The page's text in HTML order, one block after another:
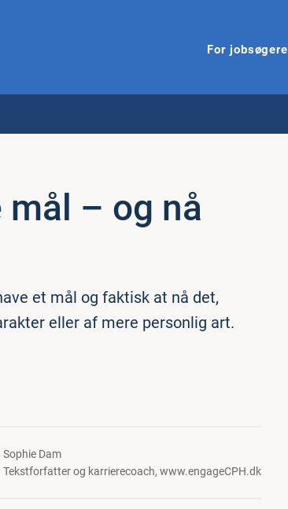
For jobsøgere
– og nå
et mål og faktisk at nå det,
eller af mere personlig art.
Sophie Dam
Tekstforfatter og karrierecoach,www.engageCPH.dk